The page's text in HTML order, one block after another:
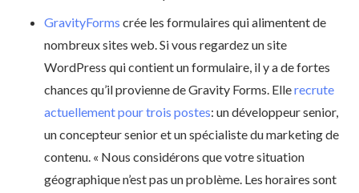
GravityForms crée les formulaires qui alimentent de
nombreux sites web. Si vous regardez un site
WordPress qui contient un formulaire, il y a de fortes
chances qu’il provienne de Gravity Forms. Ellerecrute
actuellement pour trois postes: un développeur senior,
un concepteur senior et un spécialiste du marketing de
contenu. « Nous considérons que votre situation
géographique n’est pas un problème. Les horaires sont